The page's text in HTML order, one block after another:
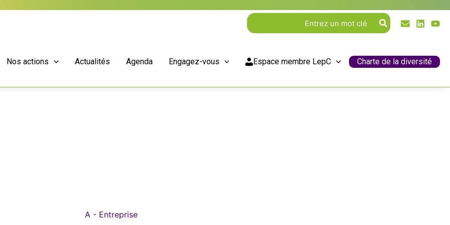
Rechercher:
Nos actions Actualités Agenda Engagez-vous Espace membre LepC Charte de la diversité
A - Entreprise